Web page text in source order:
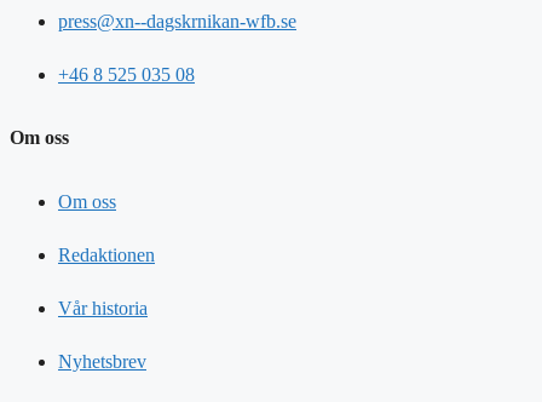
press@xn--dagskrnikan-wfb.se
+46 8 525 035 08
Om oss
Om oss
Redaktionen
Vår historia
Nyhetsbrev